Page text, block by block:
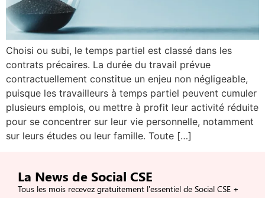
Choisi ou subi, le temps partiel est classé dans les
contrats précaires. La durée du travail prévue
contractuellement constitue un enjeu non négligeable,
puisque les travailleurs à temps partiel peuvent cumuler
plusieurs emplois, ou mettre à profit leur activité réduite
pour se concentrer sur leur vie personnelle, notamment
sur leurs études ou leur famille. Toute […]
La News de Social CSE
Tous les mois recevez gratuitement l’essentiel de Social CSE +